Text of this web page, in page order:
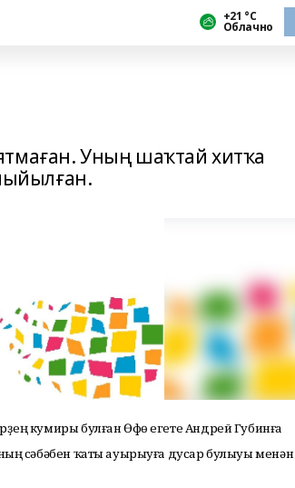
+21 °С
Облачно
Уның шаҡтай хитҡа
кумиры булған Өфө егете Андрей Губинға
сәбәбен ҡаты ауырыуға дусар булыуы менән